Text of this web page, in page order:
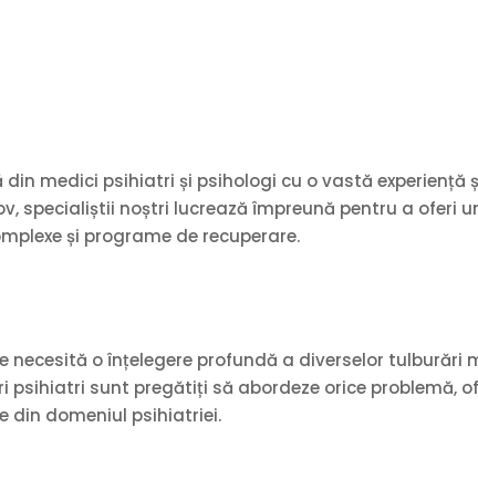
medici psihiatri și psihologi cu o vastă
specialiștii noștri lucrează împreună pentru a oferi
și programe de recuperare.
necesită o înțelegere profundă a diverselor tulburări
psihiatri sunt pregătiți să abordeze orice problemă,
din domeniul psihiatriei.